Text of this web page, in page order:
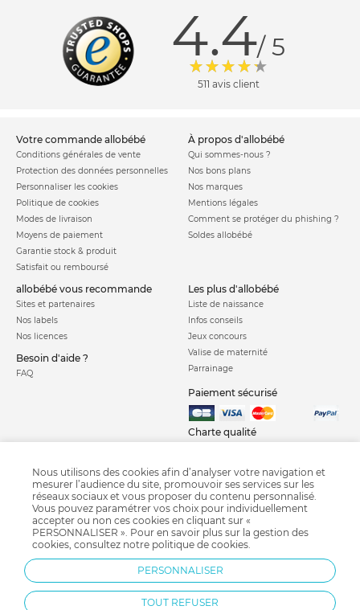
4.4/ 5
511 avis client
votre commande allobébé
Conditions générales de vente
Protection des données personnelles
Personnaliser les cookies
Politique de cookies
Modes de livraison
Moyens de paiement
Garantie stock & produit
Satisfait ou remboursé
à propos d'allobébé
Qui sommes-nous ?
Nos bons plans
Nos marques
Mentions légales
Comment se protéger du phishing ?
Soldes allobébé
allobébé vous recommande
Sites et partenaires
Nos labels
Nos licences
Besoin d'aide ?
FAQ
les plus d'allobébé
Liste de naissance
Infos conseils
Jeux concours
Valise de maternité
Parrainage
Paiement sécurisé
Charte qualité
Courbe de croissance Crash test siège auto
Calendrier chinois
Bi-Oil
Fête des pères
Nous utilisons des cookies afin d’analyser votre navigation et
mesurer l’audience du site, promouvoir ses services sur les
réseaux sociaux et vous proposer du contenu personnalisé.
Vous pouvez paramétrer vos choix pour individuellement
accepter ou non ces cookies en cliquant sur «
PERSONNALISER ». Pour en savoir plus sur la gestion des
cookies, consultez notre politique de cookies.
PERSONNALISER
TOUT REFUSER